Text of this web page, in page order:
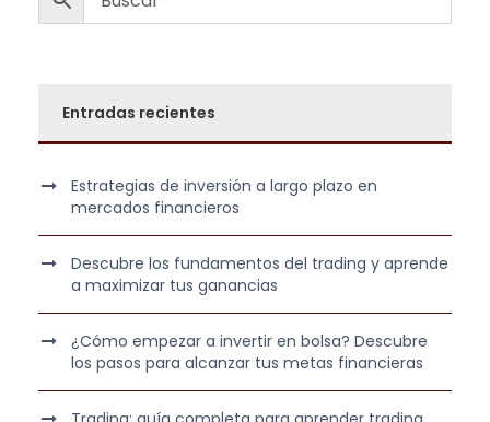
Entradas recientes
Estrategias de inversión a largo plazo en
mercados financieros
Descubre los fundamentos del trading y aprende
a maximizar tus ganancias
¿Cómo empezar a invertir en bolsa? Descubre
los pasos para alcanzar tus metas financieras